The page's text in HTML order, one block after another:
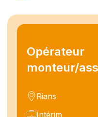
Opérateur
monteur/
Rians
Intérim